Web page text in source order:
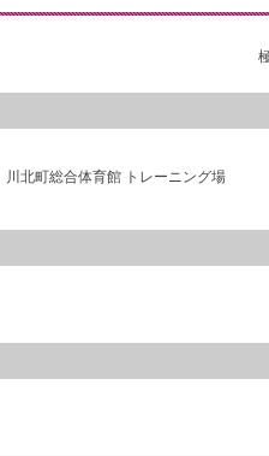
北町総合体育館 トレーニング場